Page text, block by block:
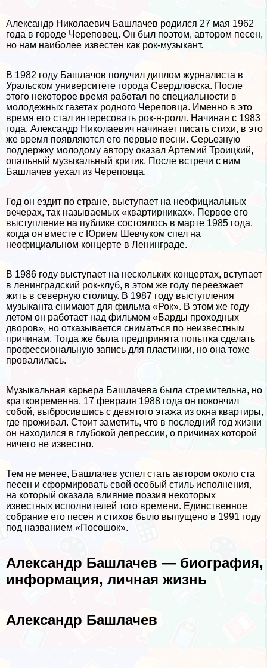
Александр Николаевич Башлачев родился 27 мая 1962
года в городе Череповец. Он был поэтом, автором песен,
но нам наиболее известен как рок-музыкант.
В 1982 году Башлачов получил диплом журналиста в
Уральском университете города Свердловска. После
этого некоторое время работал по специальности в
молодежных газетах родного Череповца. Именно в это
время его стал интересовать рок-н-ролл. Начиная с 1983
года, Александр Николаевич начинает писать стихи, в это
же время появляются его первые песни. Серьезную
поддержку молодому автору оказал Артемий Троицкий,
опальный музыкальный критик. После встречи с ним
Башлачев уехал из Череповца.
Год он ездит по стране, выступает на неофициальных
вечерах, так называемых «квартирниках». Первое его
выступление на публике состоялось в марте 1985 года,
когда он вместе с Юрием Шевчуком спел на
неофициальном концерте в Ленинграде.
В 1986 году выступает на нескольких концертах, вступает
в ленинградский рок-клуб, в этом же году переезжает
жить в северную столицу. В 1987 году выступления
музыканта снимают для фильма «Рок». В этом же году
летом он работает над фильмом «Барды проходных
дворов», но отказывается сниматься по неизвестным
причинам. Тогда же была предпринята попытка сделать
профессиональную запись для пластинки, но она тоже
провалилась.
Музыкальная карьера Башлачева была стремительна, но
кратковременна. 17 февраля 1988 года он покончил
собой, выбросившись с девятого этажа из окна квартиры,
где проживал. Стоит заметить, что в последний год жизни
он находился в глубокой депрессии, о причинах которой
ничего не известно.
Тем не менее, Башлачев успел стать автором около ста
песен и сформировать свой особый стиль исполнения,
на который оказала влияние поэзия некоторых
известных исполнителей того времени. Единственное
собрание его песен и стихов было выпущено в 1991 году
под названием «Посошок».
Александр Башлачев — биография,
информация, личная жизнь
Александр Башлачев